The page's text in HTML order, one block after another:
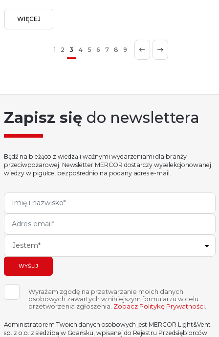
WIĘCEJ
1 2 3 4 5 6 7 8 9
Zapisz się do newslettera
Bądź na bieżąco z wiedzą i ważnymi wydarzeniami dla branży
przeciwpożarowej. Newsletter MERCOR dostarczy wyselekcjonowanej
wiedzy w pigułce, bezpośrednio na podany adres e-mail.
Jestem*
WYŚLIJ
Wyrażam zgodę na przetwarzanie moich danych
osobowych zawartych w niniejszym formularzu w celu
przetworzenia zgłoszenia. Zobacz Politykę Prywatności.
Administratorem Twoich danych osobowych jest MERCOR Light&Vent
sp. z o.o. z siedzibą w Gdańsku, wpisanej do Rejestru Przedsiębiorców